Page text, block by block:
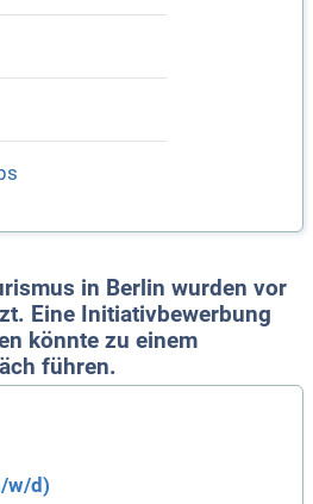
in Berlin wurden vor
Eine Initiativbewerbung
könnte zu einem
führen.
w/d)